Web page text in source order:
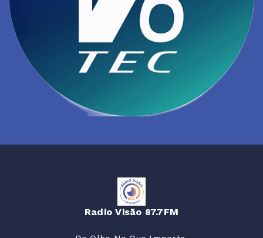
Radio Visão 87.7FM